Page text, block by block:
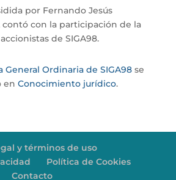
por Fernando Jesús
contó con la participación de la
de SIGA98.
General Ordinaria de SIGA98se
en Conocimiento jurídico.
y términos de uso
Política de Cookies
Contacto